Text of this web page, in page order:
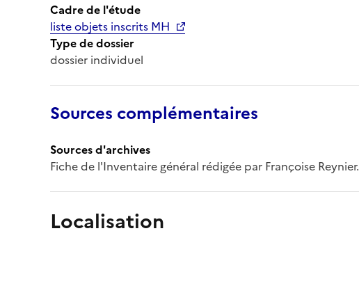
Cadre de l'étude
liste objets inscrits MH
Type de dossier
dossier individuel
Sources complémentaires
Sources d'archives
Fiche de l'Inventaire général rédigée par Françoise Reynier.
Localisation